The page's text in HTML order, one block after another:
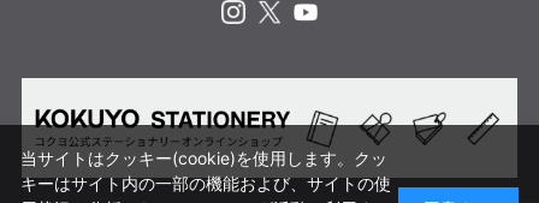
当サイトはクッキー(cookie)を使用します。クッ
キーはサイト内の一部の機能および、サイトの使